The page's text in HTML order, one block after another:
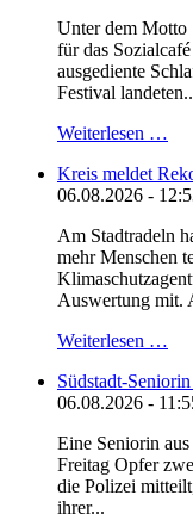
Unter dem Motto
für das
ausgediente
Festival
Weiterlesen …
Kreis meldet
06.08.2026 -
Am Stadtradeln
mehr Menschen
Auswertung mit.
Weiterlesen …
Südstadt-
06.08.2026 -
Eine Seniorin
Freitag Opfer
die Polizei
ihrer...